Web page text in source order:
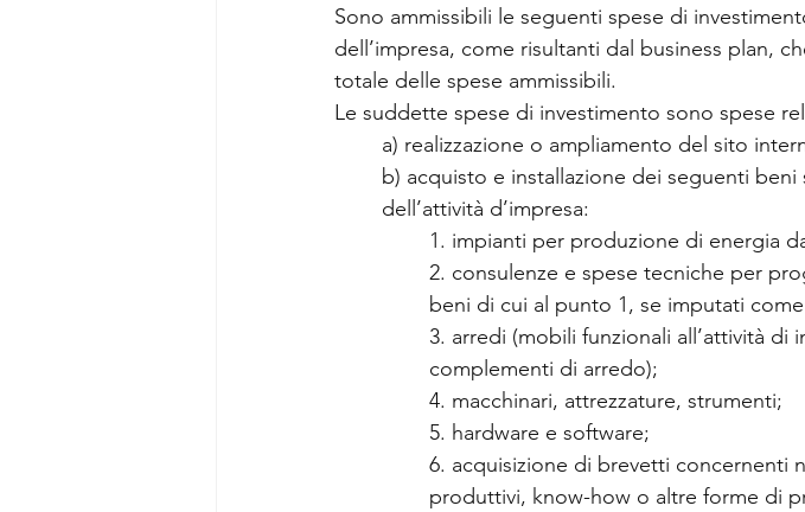
Sono ammissibili le seguenti spese di
dell’impresa, come risultanti dal business plan,
totale delle spese ammissibili.
Le suddette spese di investimento sono spese
a) realizzazione o ampliamento del sito
b) acquisto e installazione dei seguenti beni
dell’attività d’impresa:
1. impianti per produzione di energia
2. consulenze e spese tecniche per
beni di cui al punto 1, se imputati
3. arredi (mobili funzionali all’attività
complementi di arredo);
4. macchinari, attrezzature, strumenti;
5. hardware e software;
6. acquisizione di brevetti
produttivi, know-how o altre forme di